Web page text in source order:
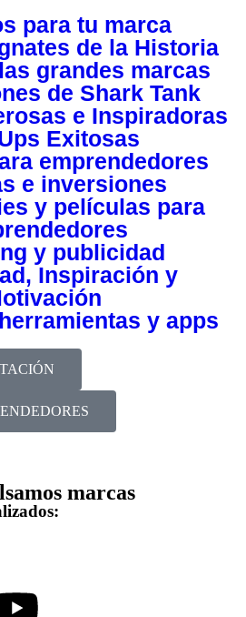
para tu marca
de la Historia
grandes marcas
de Shark Tank
e Inspiradoras
Exitosas
emprendedores
e inversiones
y películas para
y publicidad
Inspiración y
y apps
marcas